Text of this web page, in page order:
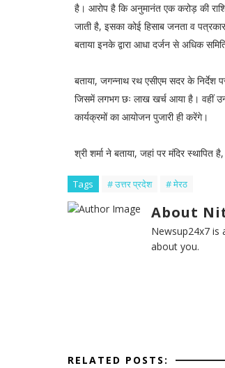
है। आरोप है कि अनुमानंत एक करोड़ की
जाती है, इसका कोई हिसाब जनता व
बताया इनके द्वारा आधा दर्जन से अधिक
बताया, जगन्नाथ रथ एसीएम सदर के निर्देश
जिसमें लगभग छः लाख खर्च आया है। वहीं
कार्यक्रमों का आयोजन पुजारी ही करेंगे।
श्री शर्मा ने बताया, जहां पर मंदिर स्थापित
Tags # उत्तर प्रदेश # मेरठ
About
Newsup24x7 is
about you.
RELATED POSTS: